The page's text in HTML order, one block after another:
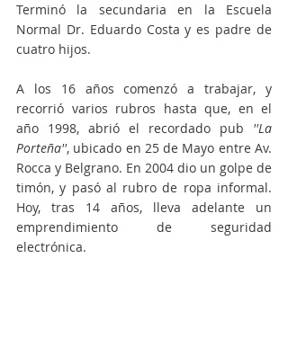
Terminó la secundaria en la Escuela
Normal Dr. Eduardo Costa y es padre de
cuatro hijos.
A los 16 años comenzó a trabajar, y
recorrió varios rubros hasta que, en el
año 1998, abrió el recordado pub ''La
Porteña'', ubicado en 25 de Mayo entre Av.
Rocca y Belgrano. En 2004 dio un golpe de
timón, y pasó al rubro de ropa informal.
Hoy, tras 14 años, lleva adelante un
emprendimiento de seguridad
electrónica.